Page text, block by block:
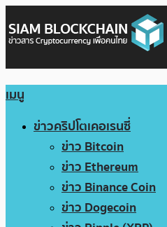
เมนู
ข่าวคริปโตเคอเรนซี่
ข่าว Bitcoin
ข่าว Ethereum
ข่าว Binance Coin
ข่าว Dogecoin